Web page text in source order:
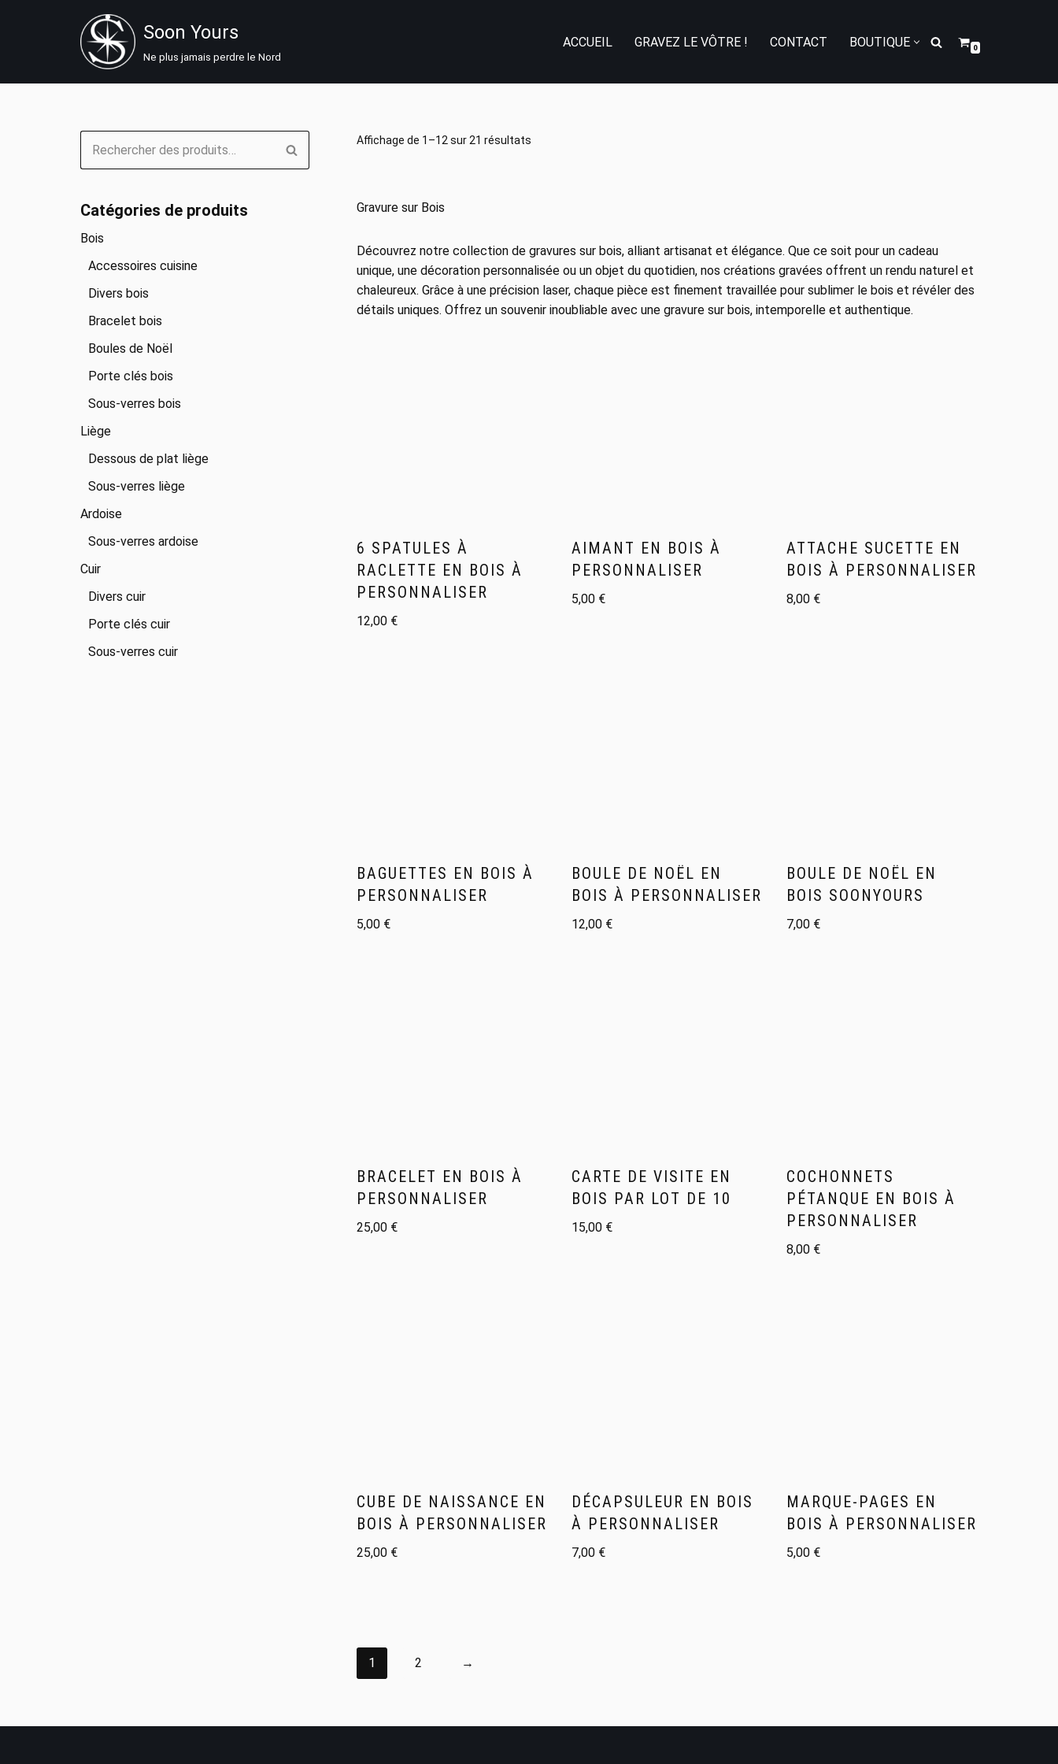
contenu
Soon Yours
Ne plus jamais perdre le Nord
ACCUEIL GRAVEZ LE VÔTRE ! CONTACT BOUTIQUE 0
Catégories de produits
Bois
Accessoires cuisine
Divers bois
Bracelet bois
Boules de Noël
Porte clés bois
Sous-verres bois
Liège
Dessous de plat liège
Sous-verres liège
Ardoise
Sous-verres ardoise
Cuir
Divers cuir
Porte clés cuir
Sous-verres cuir
Affichage de 1–12 sur 21 résultats
Gravure sur Bois
Découvrez notre collection de gravures sur bois, alliant artisanat et élégance. Que ce soit pour un cadeau
unique, une décoration personnalisée ou un objet du quotidien, nos créations gravées offrent un rendu naturel et
chaleureux. Grâce à une précision laser, chaque pièce est finement travaillée pour sublimer le bois et révéler des
détails uniques. Offrez un souvenir inoubliable avec une gravure sur bois, intemporelle et authentique.
6 SPATULES À
RACLETTE EN BOIS À
PERSONNALISER
12,00 €
AIMANT EN BOIS À
PERSONNALISER
5,00 €
ATTACHE SUCETTE EN
BOIS À PERSONNALISER
8,00 €
BAGUETTES EN BOIS À
PERSONNALISER
5,00 €
BOULE DE NOËL EN
BOIS À PERSONNALISER
12,00 €
BOULE DE NOËL EN
BOIS SOONYOURS
7,00 €
BRACELET EN BOIS À
PERSONNALISER
25,00 €
CARTE DE VISITE EN
BOIS PAR LOT DE 10
15,00 €
COCHONNETS
PÉTANQUE EN BOIS À
PERSONNALISER
8,00 €
CUBE DE NAISSANCE EN
BOIS À PERSONNALISER
25,00 €
DÉCAPSULEUR EN BOIS
À PERSONNALISER
7,00 €
MARQUE-PAGES EN
BOIS À PERSONNALISER
5,00 €
1 2 →